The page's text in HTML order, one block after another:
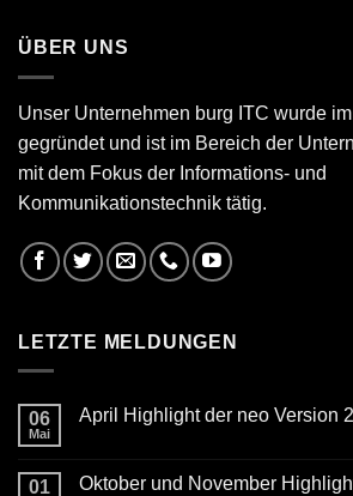
ÜBER UNS
Unser Unternehmen burg ITC wurde
gegründet und ist im Bereich der
mit dem Fokus der Informations- und
Kommunikationstechnik tätig.
LETZTE MELDUNGEN
06
Mai
April Highlight der neo Version
April
01
Oktober und November